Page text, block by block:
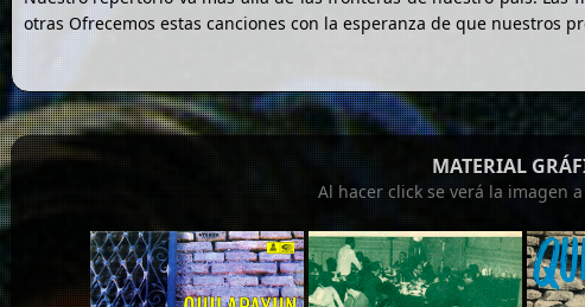
otras Ofrecemos estas canciones con la esperanza de que nuestros
MATERIAL
Al hacer click se verá la imagen